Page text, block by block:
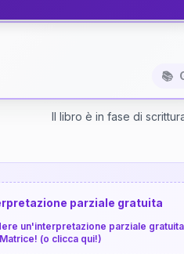
📚
Il libro è in fase di
parziale gratuita
un'interpretazione parziale
Matrice! (o clicca qui!)